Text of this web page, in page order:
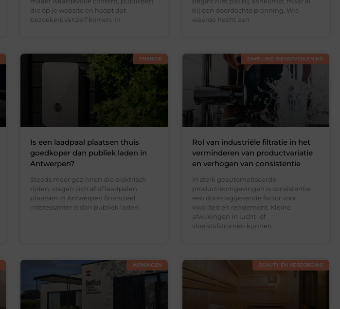
die op je website en hoopt dat
bezoekers vanzelf komen. In
bij een doordachte planning. Wie
waarde hecht aan
ENERGIE
Is een laadpaal plaatsen thuis
goedkoper dan publiek laden in
Antwerpen?
Steeds meer gezinnen die elektrisch
rijden, vragen zich af of laadpalen
plaatsen in Antwerpen financieel
interessanter is dan publiek laden.
ZAKELIJKE DIENSTVERLENING
Rol van industriële filtratie in het
verminderen van productvariatie
en verhogen van consistentie
In sterk geautomatiseerde
productieomgevingen is consistentie
een doorslaggevende factor voor
kwaliteit en rendement. Kleine
afwijkingen in lucht- of
vloeistofstromen kunnen
WONINGEN BEAUTY EN VERZORGING